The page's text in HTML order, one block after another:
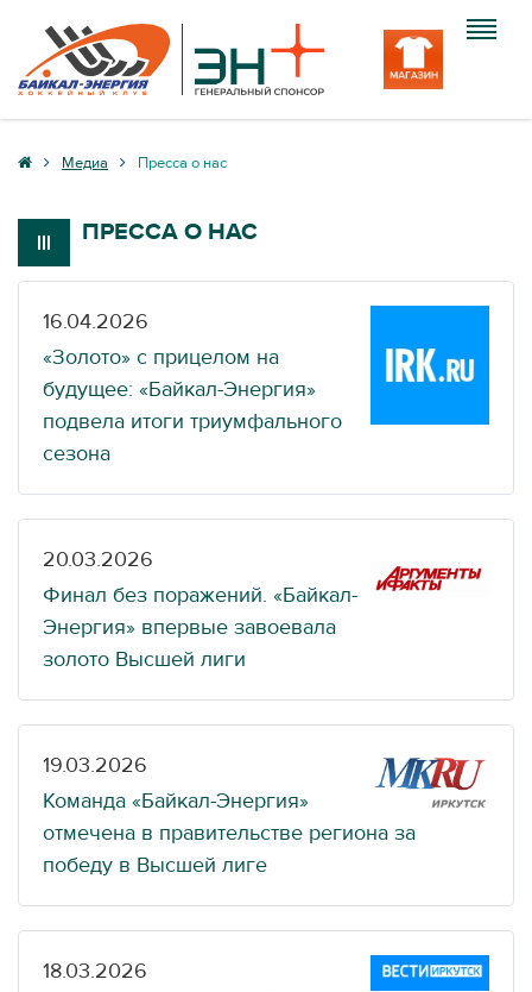
Клуб
Болельщику
Медиа
Вход
Медиа Пресса о нас
ПРЕССА О НАС
«Золото» с прицелом на
будущее: «Байкал-Энергия»
подвела итоги триумфального
сезона
16.04.2026
Финал без поражений. «Байкал-
Энергия» впервые завоевала
золото Высшей лиги
20.03.2026
Команда «Байкал-Энергия»
отмечена в правительстве региона за
победу в Высшей лиге
19.03.2026
18.03.2026